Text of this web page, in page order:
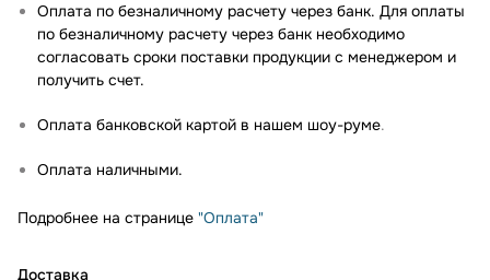
Оплата по безналичному расчету через банк. Для оплаты
по безналичному расчету через банк необходимо
согласовать сроки поставки продукции с менеджером и
получить счет.
Оплата банковской картой в нашем шоу-руме.
Оплата наличными.
Подробнее на странице "Оплата"
Доставка